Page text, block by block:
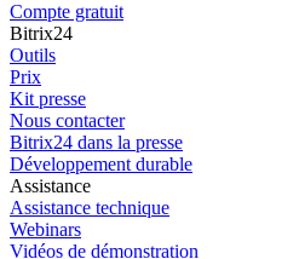
Compte gratuit
Bitrix24
Outils
Prix
Kit presse
Nous contacter
Bitrix24 dans la presse
Développement durable
Assistance
Assistance technique
Webinars
Vidéos de démonstration